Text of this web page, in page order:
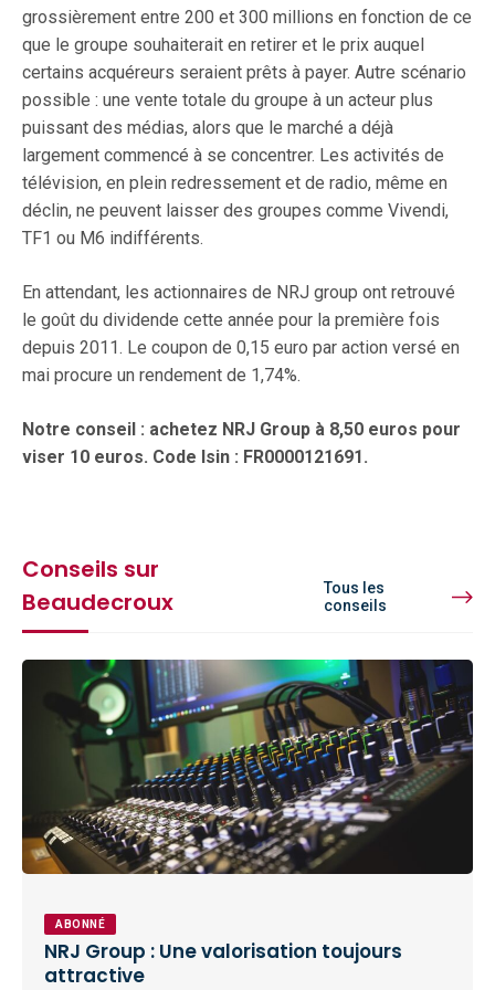
grossièrement entre 200 et 300 millions en fonction de ce
que le groupe souhaiterait en retirer et le prix auquel
certains acquéreurs seraient prêts à payer. Autre scénario
possible : une vente totale du groupe à un acteur plus
puissant des médias, alors que le marché a déjà
largement commencé à se concentrer. Les activités de
télévision, en plein redressement et de radio, même en
déclin, ne peuvent laisser des groupes comme Vivendi,
TF1 ou M6 indifférents.
En attendant, les actionnaires de NRJ group ont retrouvé
le goût du dividende cette année pour la première fois
depuis 2011. Le coupon de 0,15 euro par action versé en
mai procure un rendement de 1,74%.
Notre conseil : achetez NRJ Group à 8,50 euros pour
viser 10 euros. Code Isin : FR0000121691.
Conseils sur
Beaudecroux
Tous les
conseils
ABONNÉ
NRJ Group : Une valorisation toujours
attractive